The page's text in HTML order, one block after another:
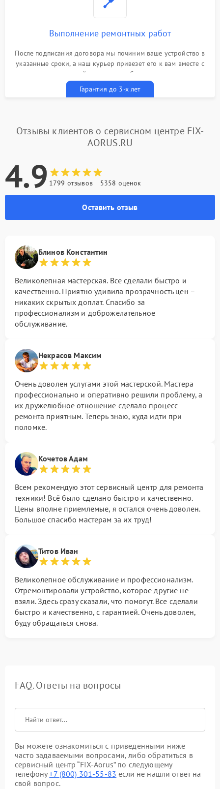
Выполнение ремонтных работ
После подписания договора мы починим ваше устройство в
указанные сроки, а наш курьер привезет его к вам вместе с
гарантийным талоном бесплатно
Гарантия до 3-х лет
Отзывы клиентов о сервисном центре FIX-
AORUS.RU
4.9 1799 отзывов 5358 оценок
Оставить отзыв
Блинов Константин
Великолепная мастерская. Все сделали быстро и
качественно. Приятно удивила прозрачность цен –
никаких скрытых доплат. Спасибо за
профессионализм и доброжелательное
обслуживание.
Некрасов Максим
Очень доволен услугами этой мастерской. Мастера
профессионально и оперативно решили проблему, а
их дружелюбное отношение сделало процесс
ремонта приятным. Теперь знаю, куда идти при
поломке.
Кочетов Адам
Всем рекомендую этот сервисный центр для ремонта
техники! Всё было сделано быстро и качественно.
Цены вполне приемлемые, я остался очень доволен.
Большое спасибо мастерам за их труд!
Титов Иван
Великолепное обслуживание и профессионализм.
Отремонтировали устройство, которое другие не
взяли. Здесь сразу сказали, что помогут. Все сделали
быстро и качественно, с гарантией. Очень доволен,
буду обращаться снова.
FAQ. Ответы на вопросы
Вы можете ознакомиться с приведенными ниже
часто задаваемыми вопросами, либо обратиться в
сервисный центр “FIX-Aorus” по следующему
телефону+7 (800) 301-55-83 если не нашли ответ на
свой вопрос.